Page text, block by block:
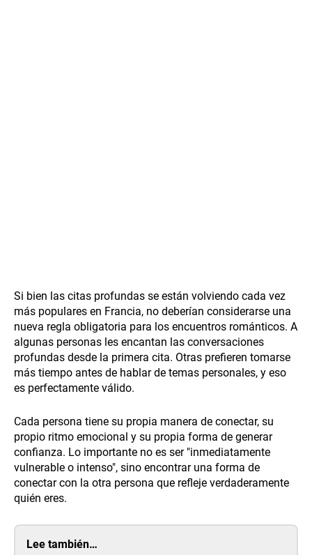
Si bien las citas profundas se están volviendo cada vez
más populares en Francia, no deberían considerarse una
nueva regla obligatoria para los encuentros románticos. A
algunas personas les encantan las conversaciones
profundas desde la primera cita. Otras prefieren tomarse
más tiempo antes de hablar de temas personales, y eso
es perfectamente válido.
Cada persona tiene su propia manera de conectar, su
propio ritmo emocional y su propia forma de generar
confianza. Lo importante no es ser "inmediatamente
vulnerable o intenso", sino encontrar una forma de
conectar con la otra persona que refleje verdaderamente
quién eres.
Lee también…